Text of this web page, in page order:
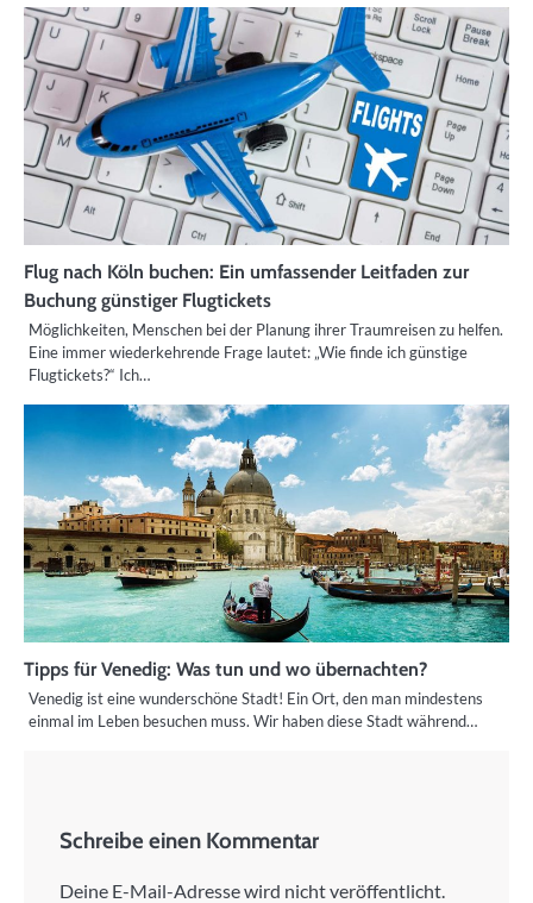
Flug nach Köln buchen: Ein umfassender Leitfaden zur
Buchung günstiger Flugtickets
Möglichkeiten, Menschen bei der Planung ihrer Traumreisen zu helfen.
Eine immer wiederkehrende Frage lautet: „Wie finde ich günstige
Flugtickets?“ Ich…
Tipps für Venedig: Was tun und wo übernachten?
Venedig ist eine wunderschöne Stadt! Ein Ort, den man mindestens
einmal im Leben besuchen muss. Wir haben diese Stadt während…
Schreibe einen Kommentar
Deine E-Mail-Adresse wird nicht veröffentlicht.